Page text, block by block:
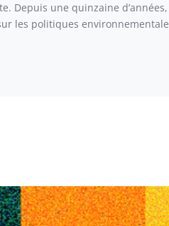
Depuis une quinzaine
les politiques